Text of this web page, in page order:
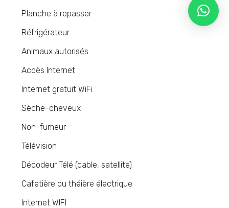
Planche à repasser
Réfrigérateur
Animaux autorisés
Accès Internet
Internet gratuit WiFi
Sèche-cheveux
Non-fumeur
Télévision
Décodeur Télé (cable, satellite)
Cafetière ou théière électrique
Internet WIFI